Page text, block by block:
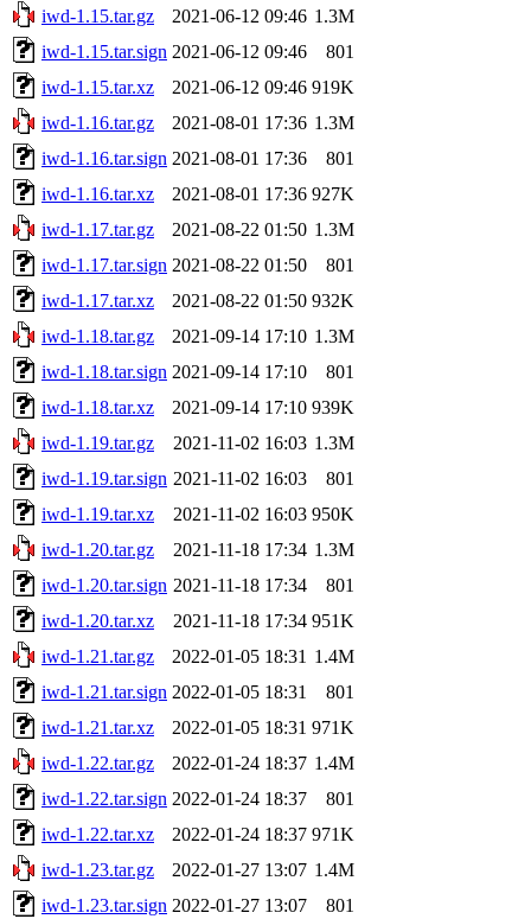
iwd-1.15.tar.gz 2021-06-12 09:46 1.3M
iwd-1.15.tar.sign 2021-06-12 09:46
801
iwd-1.15.tar.xz
2021-06-12 09:46 919K
iwd-1.16.tar.gz
2021-08-01 17:36 1.3M
iwd-1.16.tar.sign 2021-08-01 17:36
801
iwd-1.16.tar.xz
2021-08-01 17:36 927K
iwd-1.17.tar.gz
2021-08-22 01:50 1.3M
iwd-1.17.tar.sign 2021-08-22 01:50
801
iwd-1.17.tar.xz
2021-08-22 01:50 932K
iwd-1.18.tar.gz
2021-09-14 17:10 1.3M
iwd-1.18.tar.sign 2021-09-14 17:10
801
iwd-1.18.tar.xz
2021-09-14 17:10 939K
iwd-1.19.tar.gz
2021-11-02 16:03 1.3M
iwd-1.19.tar.sign 2021-11-02 16:03
801
iwd-1.19.tar.xz
2021-11-02 16:03 950K
iwd-1.20.tar.gz
2021-11-18 17:34 1.3M
iwd-1.20.tar.sign 2021-11-18 17:34
801
iwd-1.20.tar.xz
2021-11-18 17:34 951K
iwd-1.21.tar.gz
2022-01-05 18:31 1.4M
iwd-1.21.tar.sign 2022-01-05 18:31
801
iwd-1.21.tar.xz
2022-01-05 18:31 971K
iwd-1.22.tar.gz
2022-01-24 18:37 1.4M
iwd-1.22.tar.sign 2022-01-24 18:37
801
iwd-1.22.tar.xz
2022-01-24 18:37 971K
iwd-1.23.tar.gz
2022-01-27 13:07 1.4M
iwd-1.23.tar.sign 2022-01-27 13:07
801